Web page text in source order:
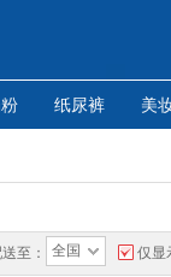
纸尿裤 美
至： 全国 仅显